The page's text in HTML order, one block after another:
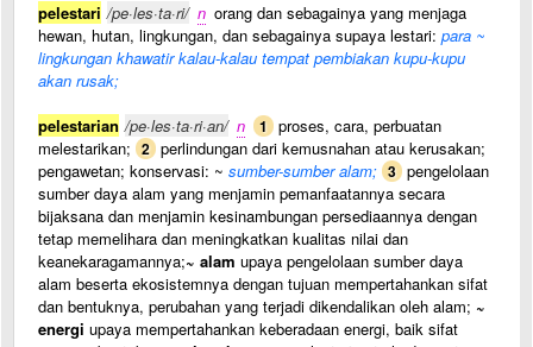
pelestari /pe·les·ta·ri/ n orang dan sebagainya yang menjaga
hewan, hutan, lingkungan, dan sebagainya supaya lestari: para ~
lingkungan khawatir kalau-kalau tempat pembiakan kupu-kupu
akan rusak;
pelestarian /pe·les·ta·ri·an/ n 1 proses, cara, perbuatan
melestarikan; 2 perlindungan dari kemusnahan atau kerusakan;
pengawetan; konservasi: ~ sumber-sumber alam; 3 pengelolaan
sumber daya alam yang menjamin pemanfaatannya secara
bijaksana dan menjamin kesinambungan persediaannya dengan
tetap memelihara dan meningkatkan kualitas nilai dan
keanekaragamannya;~ alam upaya pengelolaan sumber daya
alam beserta ekosistemnya dengan tujuan mempertahankan sifat
dan bentuknya, perubahan yang terjadi dikendalikan oleh alam; ~
energi upaya mempertahankan keberadaan energi, baik sifat